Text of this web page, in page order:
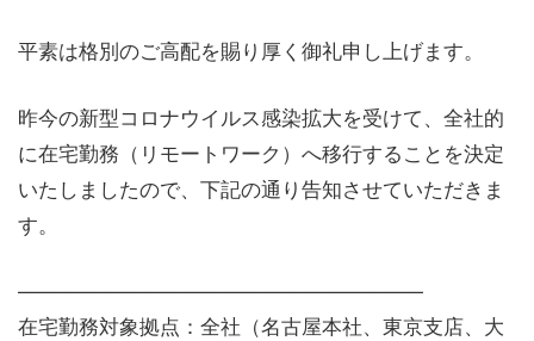
平素は格別のご高配を賜り厚く御礼申し上げます。
昨今の新型コロナウイルス感染拡大を受けて、全社的
に在宅勤務（リモートワーク）へ移行することを決定
いたしましたので、下記の通り告知させていただきま
す。
————————————————————
在宅勤務対象拠点：全社（名古屋本社、東京支店、大